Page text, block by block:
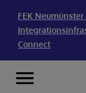
FEK
Connect
Skip to content
Menu